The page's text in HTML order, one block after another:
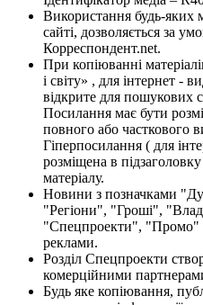
Використання будь-яких
сайті, дозволяється за
Корреспондент.net.
При копіюванні
і світу» , для інтернет -
відкрите для пошукових
Посилання має бути
повного або часткового
Гіперпосилання ( для
розміщена в
матеріалу.
Новини з позначками
"Регіони", "Гроші",
"Спецпроекти", "Промо"
реклами.
Розділ Спецпроекти
комерційними
Будь яке копіювання,